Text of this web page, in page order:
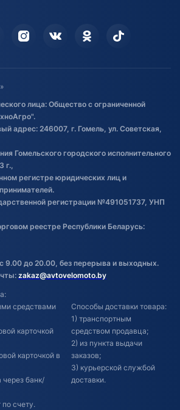
на учет
2024
лица: Общество с ограниченной
адрес: 246007, г. Гомель, ул. Советская,
Гомельского городского исполнительного
г.,
регистре юридических лиц и
регистрации №491051737, УНП
реестре Республики Беларусь:
9.00 до 20.00, без перерыва и выходных.
zakaz@avtovelomoto.by
средствами
карточкой
карточкой в
через банк/
счету.
Способы доставки товара:
1) транспортным
средством продавца;
2) из пункта выдачи
заказов;
3) курьерской службой
доставки.